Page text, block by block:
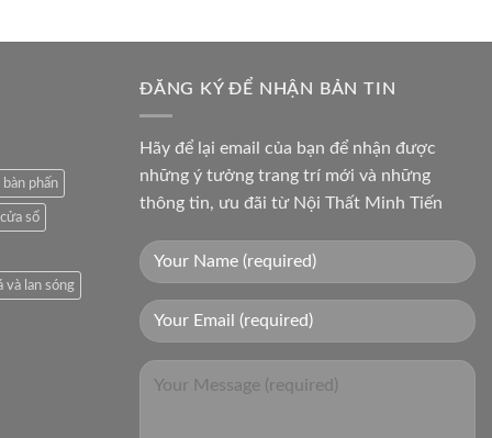
phấn
sổ
và lan sóng
ĐĂNG KÝ ĐỂ NHẬN BẢN TIN
Hãy để lại email của bạn để nhận được
những ý tưởng trang trí mới và những
thông tin, ưu đãi từ Nội Thất Minh Tiến